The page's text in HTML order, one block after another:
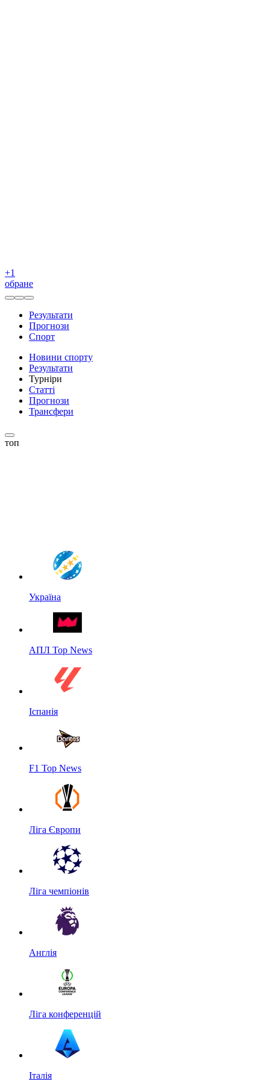
+1
обране
Результати
Прогнози
Спорт
Новини спорту
Результати
Турніри
Статті
Прогнози
Трансфери
топ
Україна
АПЛ Top News
Іспанія
F1 Top News
Ліга Європи
Ліга чемпіонів
Англія
Ліга конференцій
Італія